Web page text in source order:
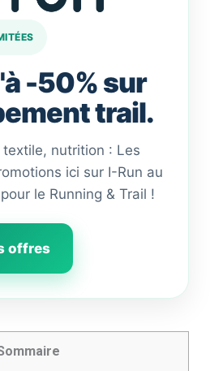
-50% sur
trail.
textile, nutrition : Les
ici sur I-Run au
le Running & Trail !
offres